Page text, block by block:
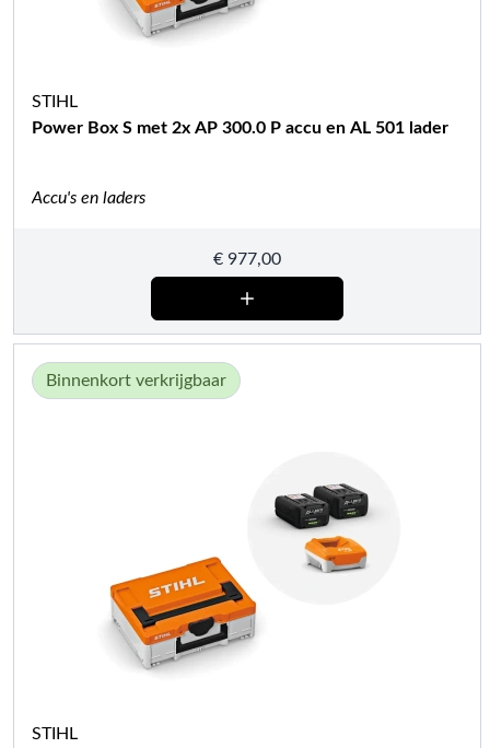
STIHL
Power Box S met 2x AP 300.0 P accu en AL 501 lader
Accu's en laders
€ 977,00
Binnenkort verkrijgbaar
STIHL